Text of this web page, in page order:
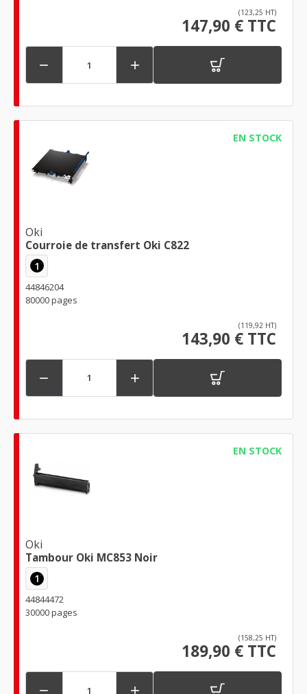
(123,25 HT)
147,90 € TTC
 
EN STOCK
Oki
Courroie de transfert Oki C822
1
44846204
80000 pages
(119,92 HT)
143,90 € TTC
 
EN STOCK
Oki
Tambour Oki MC853 Noir
1
44844472
30000 pages
(158,25 HT)
189,90 € TTC
 